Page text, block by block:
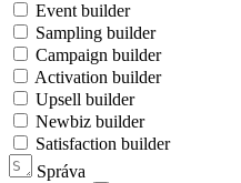
Event builder
Sampling builder
Campaign builder
Activation builder
Upsell builder
Newbiz builder
Satisfaction builder
Správa